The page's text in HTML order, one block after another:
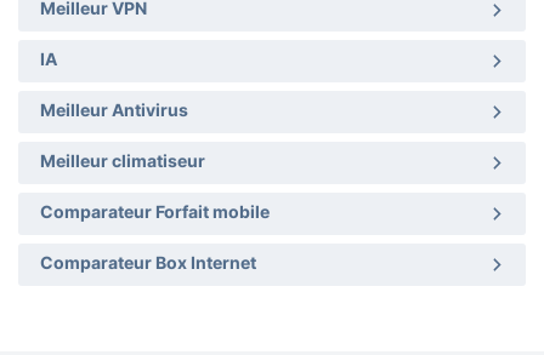
Meilleur VPN
IA
Meilleur Antivirus
Meilleur climatiseur
Comparateur Forfait mobile
Comparateur Box Internet